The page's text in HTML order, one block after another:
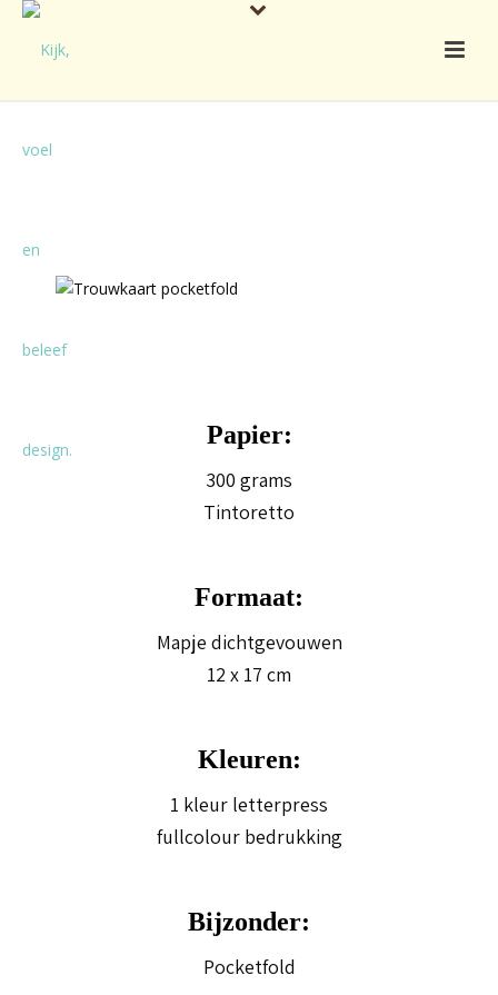
Papier:
300 grams
Tintoretto
Formaat:
Mapje dichtgevouwen
12 x 17 cm
Kleuren:
1 kleur letterpress
fullcolour bedrukking
Bijzonder:
Pocketfold